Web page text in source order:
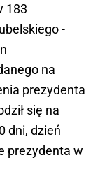
183
-
na
prezydenta
się na
dni, dzień
prezydenta w